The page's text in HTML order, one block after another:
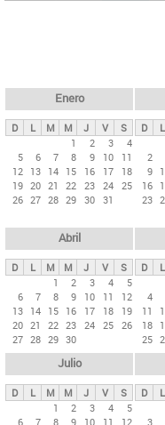
ds
p
n
c
i
p
e
s
Enero
D L M M J V
S
1
2 3
4
5
6 7 8 9 10
11
12 13 14 15 16 17
18
19 20 21 22 23 24 25
26 27 28 29 30 31
D L
2
9
16
23
Abril
D L M M J V
S
1
2 3 4
5
6
7 8 9 10 11
12
13 14 15 16 17 18
19
20 21 22 23 24 25 26
27 28 29 30
D L
4
11
18
25
Julio
D L M M J V
S
1
2 3 4
5
6
7 8 9 10 11 12
D L
3